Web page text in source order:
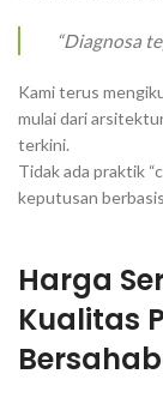
“Diagnosa
Kami terus
mulai dari
terkini.
Tidak ada praktik
keputusan
Harga
Kualitas